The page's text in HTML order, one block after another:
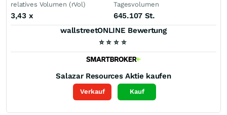
relatives Volumen (rVol)
3,43 x
Tagesvolumen
645.107 St.
wallstreetONLINE Bewertung
⭐ ⭐ ⭐ ⭐
Salazar Resources Aktie kaufen
Verkauf Kauf